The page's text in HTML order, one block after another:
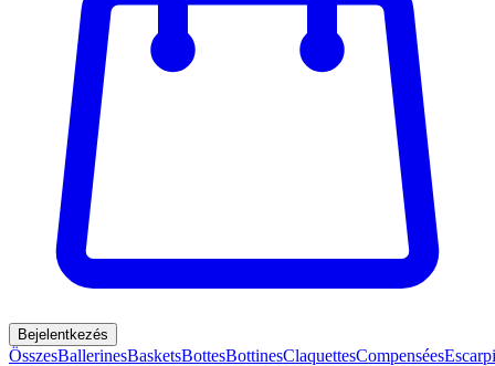
Bejelentkezés
ÖsszesBallerinesBasketsBottesBottinesClaquettesCompensées